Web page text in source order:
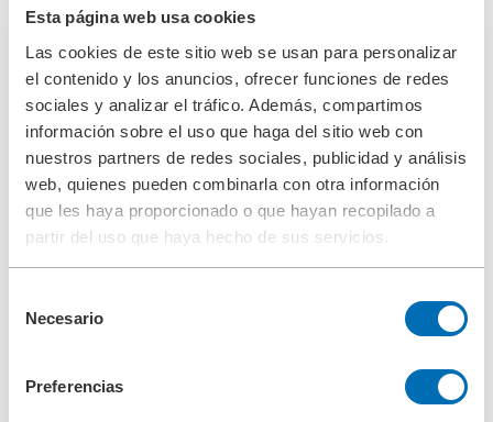
Esta página web usa cookies
Las cookies de este sitio web se usan para personalizar
el contenido y los anuncios, ofrecer funciones de redes
sociales y analizar el tráfico. Además, compartimos
información sobre el uso que haga del sitio web con
nuestros partners de redes sociales, publicidad y análisis
web, quienes pueden combinarla con otra información
que les haya proporcionado o que hayan recopilado a
partir del uso que haya hecho de sus servicios.
Necesario
Preferencias
Compañía
Responsabilidad corporativa
Gestión medioambiental
Gestión en prevención de riesgos laborales
Fundaciones
Cumplimiento
Investigación & Desarrollo
Control de calidad
Referencia
Historia
Contacto